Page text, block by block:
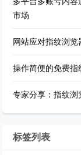
市场
网站应对指纹浏览
操作简便的免费指
专家分享：指纹浏
标签列表